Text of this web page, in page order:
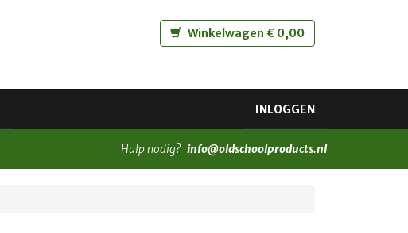
Winkelwagen € 0,00
INLOGGEN
Hulp nodig? info@oldschoolproducts.nl